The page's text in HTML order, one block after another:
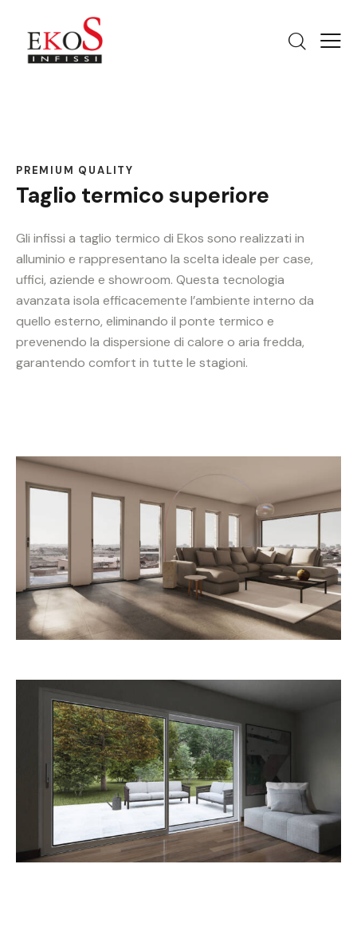
PREMIUM QUALITY
Taglio termico superiore
Gli infissi a taglio termico di Ekos sono realizzati in
alluminio e rappresentano la scelta ideale per case,
uffici, aziende e showroom. Questa tecnologia
avanzata isola efficacemente l’ambiente interno da
quello esterno, eliminando il ponte termico e
prevenendo la dispersione di calore o aria fredda,
garantendo comfort in tutte le stagioni.